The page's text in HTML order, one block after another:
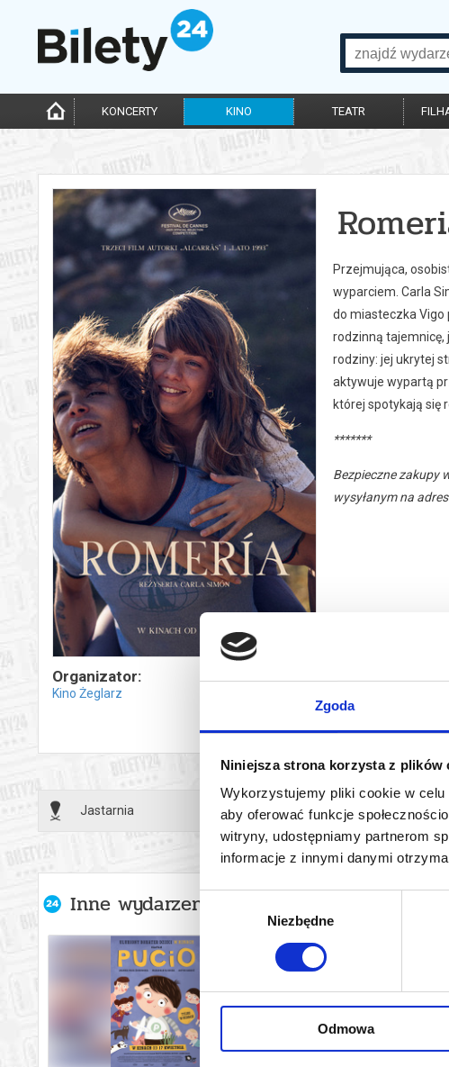
Zgoda
Niniejsza strona korzysta z plików
Wykorzystujemy pliki cookie w celu
aby oferować funkcje
witryny, udostępniamy partnerom
informacje z innymi danymi
Wybór
Niezbędne
Odmowa
KONCERTY KINO TEATR
Organizator:
Kino Żeglarz
Przejmująca,
wyparciem. Carla
do miasteczka Vigo
rodzinną
rodziny: jej ukrytej
aktywuje wypartą
której spotykają się
*******
Bezpieczne zakupy
wysyłanym na
Jastarnia 21.05.2026 , g.
Inne wydarzenia organizatora